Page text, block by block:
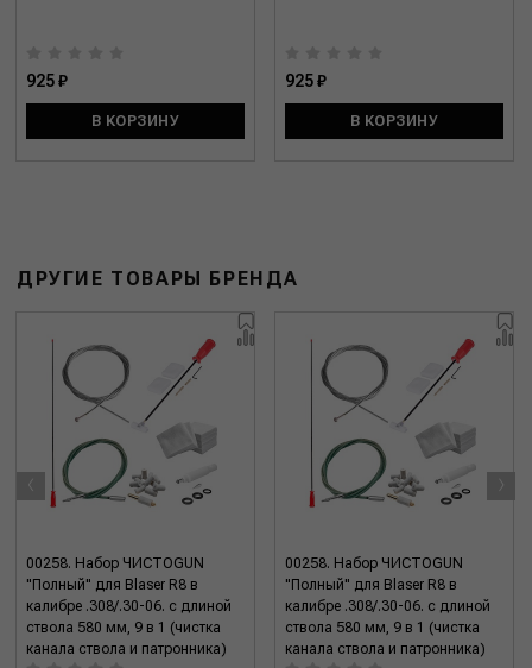
925 ₽
В КОРЗИНУ
925 ₽
В КОРЗИНУ
ДРУГИЕ ТОВАРЫ БРЕНДА
00258. Набор ЧИСТОGUN
"Полный" для Blaser R8 в
калибре .308/.30-06. с длиной
ствола 580 мм, 9 в 1 (чистка
канала ствола и патронника)
00258. Набор ЧИСТОGUN
"Полный" для Blaser R8 в
калибре .308/.30-06. с длиной
ствола 580 мм, 9 в 1 (чистка
канала ствола и патронника)
‹ ›